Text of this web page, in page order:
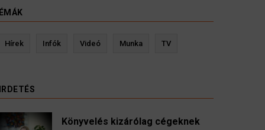
Kevin Ressler biztosítási szakértő
Hírek Infók Videó Munka TV
Könyvelés kizárólag cégeknek